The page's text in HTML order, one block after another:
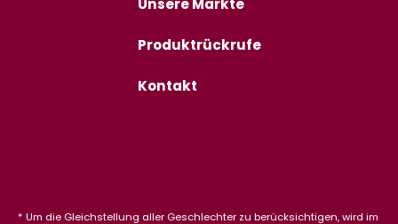
Unsere Märkte
Produktrückrufe
Kontakt
* Um die Gleichstellung aller Geschlechter zu berücksichtigen, wird im